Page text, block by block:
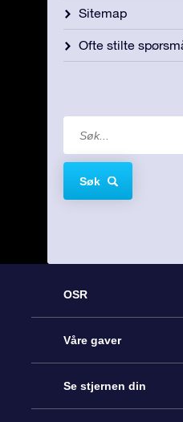
Sitemap
Ofte stilte
Søk
OSR
Kundeservice
Kontakt oss
Våre gaver
Online Stjernegave
Se stjernen din